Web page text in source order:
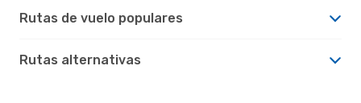
Rutas de vuelo populares
Rutas alternativas